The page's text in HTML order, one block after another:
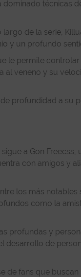
técnicas
de la serie,
y un profundo
le permite
al veneno y su
profundidad a su
a Gon
con amigos y
los más
como la
profundas y
desarrollo de
de fans que